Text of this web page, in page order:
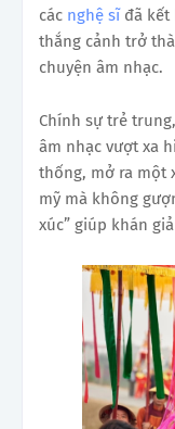
các nghệ sĩđã kết
thắng cảnh trở
chuyện âm nhạc.
Chính sự trẻ
âm nhạc vượt xa
thống, mở ra một
mỹ mà không
xúc” giúp khán